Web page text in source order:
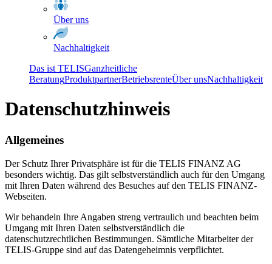
Über uns
Nachhaltigkeit
Das ist TELISGanzheitliche
BeratungProduktpartnerBetriebsrenteÜber unsNachhaltigkeit
Datenschutzhinweis
Allgemeines
Der Schutz Ihrer Privatsphäre ist für die TELIS FINANZ AG
besonders wichtig. Das gilt selbstverständlich auch für den Umgang
mit Ihren Daten während des Besuches auf den TELIS FINANZ-
Webseiten.
Wir behandeln Ihre Angaben streng vertraulich und beachten beim
Umgang mit Ihren Daten selbstverständlich die
datenschutzrechtlichen Bestimmungen. Sämtliche Mitarbeiter der
TELIS-Gruppe sind auf das Datengeheimnis verpflichtet.